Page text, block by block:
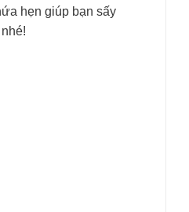
hẹn giúp bạn sấy